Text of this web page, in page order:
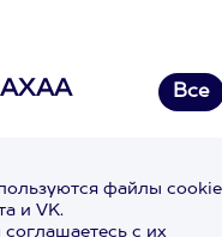
АХАА Все
файлы cookie
и VK.
с их